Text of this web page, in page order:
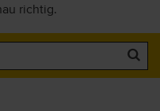
richtig.